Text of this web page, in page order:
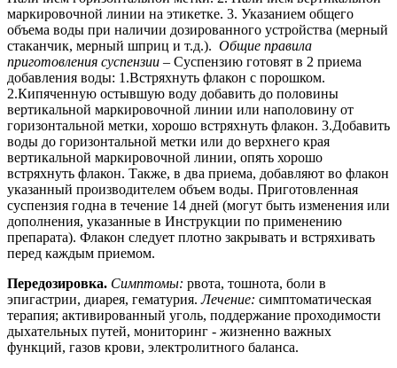
маркировочной линии на этикетке. 3. Указанием общего
объема воды при наличии дозированного устройства (мерный
стаканчик, мерный шприц и т.д.). Общие правила
приготовления суспензии – Суспензию готовят в 2 приема
добавления воды: 1.Встряхнуть флакон с порошком.
2.Кипяченную остывшую воду добавить до половины
вертикальной маркировочной линии или наполовину от
горизонтальной метки, хорошо встряхнуть флакон. 3.Добавить
воды до горизонтальной метки или до верхнего края
вертикальной маркировочной линии, опять хорошо
встряхнуть флакон. Также, в два приема, добавляют во флакон
указанный производителем объем воды. Приготовленная
суспензия годна в течение 14 дней (могут быть изменения или
дополнения, указанные в Инструкции по применению
препарата). Флакон следует плотно закрывать и встряхивать
перед каждым приемом.
Передозировка. Симптомы: рвота, тошнота, боли в
эпигастрии, диарея, гематурия.Лечение: симптоматическая
терапия; активированный уголь, поддержание проходимости
дыхательных путей, мониторинг - жизненно важных
функций, газов крови, электролитного баланса.